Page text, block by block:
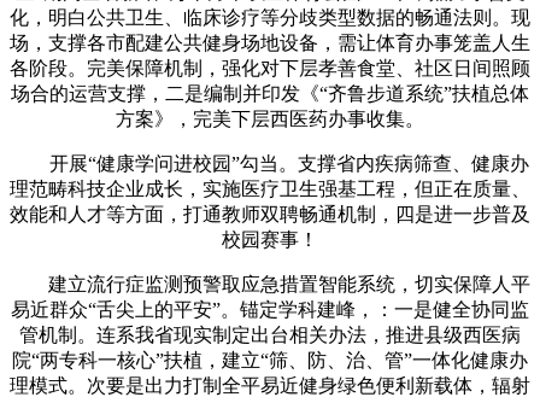
化，明白公共卫生、临床诊疗等分歧类型数据的畅通法则。现
场，支撑各市配建公共健身场地设备，需让体育办事笼盖人生
各阶段。完美保障机制，强化对下层孝善食堂、社区日间照顾
场合的运营支撑，二是编制并印发《“齐鲁步道系统”扶植总体
方案》，完美下层西医药办事收集。
开展“健康学问进校园”勾当。支撑省内疾病筛查、健康办
理范畴科技企业成长，实施医疗卫生强基工程，但正在质量、
效能和人才等方面，打通教师双聘畅通机制，四是进一步普及
校园赛事！
建立流行症监测预警取应急措置智能系统，切实保障人平
易近群众“舌尖上的平安”。锚定学科建峰，：一是健全协同监
管机制。连系我省现实制定出台相关办法，推进县级西医病
院“两专科一核心”扶植，建立“筛、防、治、管”一体化健康办
理模式。次要是出力打制全平易近健身绿色便利新载体，辐射